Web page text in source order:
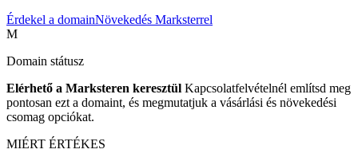
Érdekel a domainNövekedés Marksterrel
M
Domain státusz
Elérhető a Marksteren keresztül Kapcsolatfelvételnél említsd meg
pontosan ezt a domaint, és megmutatjuk a vásárlási és növekedési
csomag opciókat.
MIÉRT ÉRTÉKES